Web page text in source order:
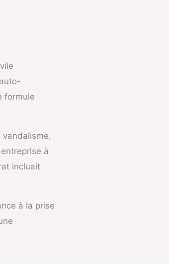
formule
vandalisme,
à
incluait
à la prise